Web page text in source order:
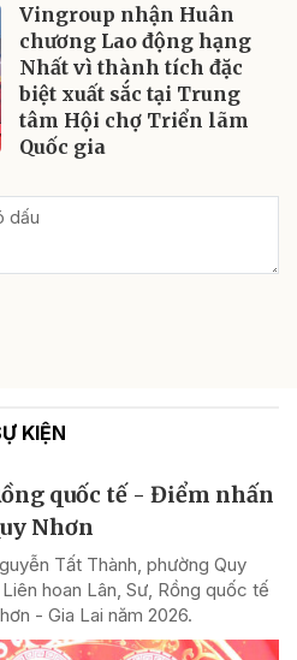
Vingroup nhận Huân
chương Lao động hạng
Nhất vì thành tích đặc
biệt xuất sắc tại Trung
tâm Hội chợ Triển lãm
Quốc gia
KIỆN
quốc tế - Điểm nhấn
Nhơn
Tất Thành, phường Quy
hoan Lân, Sư, Rồng quốc tế
- Gia Lai năm 2026.